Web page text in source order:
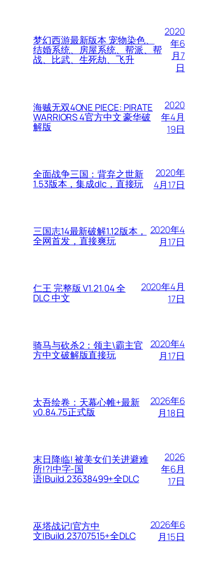
梦幻西游最新版本 宠物染色、
结婚系统、房屋系统、帮派、帮
战、比武、生死劫、飞升
2020
年6
月7
日
海贼无双4ONE PIECE: PIRATE
WARRIORS 4官方中文 豪华破
解版
2020
年4月
19日
全面战争三国：背弃之世新
1.53版本，集成dlc，直接玩
2020年
4月17日
三国志14最新破解1.12版本，
全网首发，直接爽玩
2020年4
月17日
仁王 完整版 V1.21.04 全
DLC 中文
2020年4月
17日
骑马与砍杀2：领主\霸主官
方中文破解版直接玩
2020年4
月17日
太吾绘卷：天幕心帷+最新
v0.84.75正式版
2026年6
月18日
末日降临! 被美女们关进避难
所!?|中字-国
语|Build.23638499+全DLC
2026
年6月
17日
巫塔战记|官方中
文|Build.23707515+全DLC
2026年6
月15日